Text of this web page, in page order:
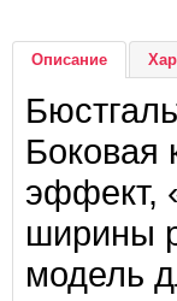
Описание
Боковая
эффект,
ширины
модель